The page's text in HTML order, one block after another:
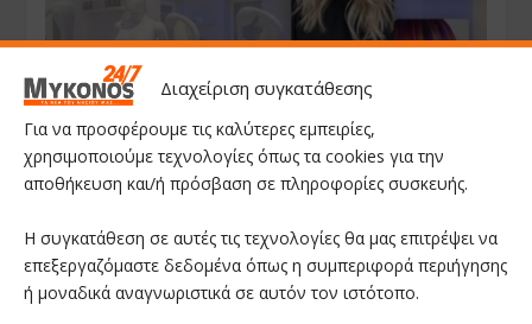
Διαχείριση συγκατάθεσης
Για να προσφέρουμε τις καλύτερες εμπειρίες,
χρησιμοποιούμε τεχνολογίες όπως τα cookies για την
αποθήκευση και/ή πρόσβαση σε πληροφορίες συσκευής.
Η συγκατάθεση σε αυτές τις τεχνολογίες θα μας επιτρέψει να
επεξεργαζόμαστε δεδομένα όπως η συμπεριφορά περιήγησης
ή μοναδικά αναγνωριστικά σε αυτόν τον ιστότοπο.